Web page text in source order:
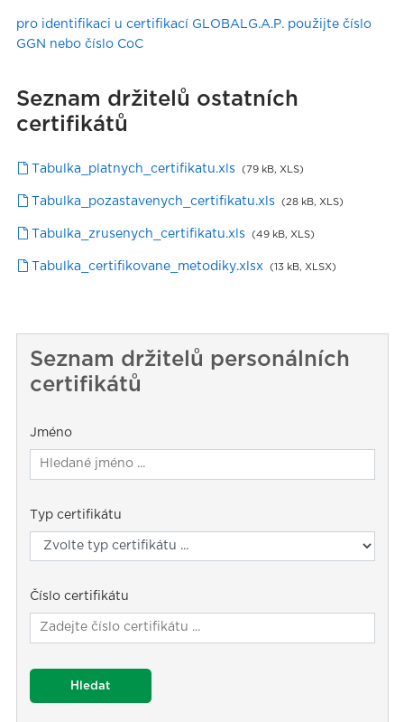
pro identifikaci u certifikací GLOBALG.A.P. použijte číslo
GGN nebo číslo CoC
Seznam držitelů ostatních
certifikátů
Tabulka_platnych_certifikatu.xls 79 kB, XLS
Tabulka_pozastavenych_certifikatu.xls 28 kB, XLS
Tabulka_zrusenych_certifikatu.xls 49 kB, XLS
Tabulka_certifikovane_metodiky.xlsx 13 kB, XLSX
Seznam držitelů personálních
certifikátů
Jméno
Typ certifikátu
Číslo certifikátu
Hledat